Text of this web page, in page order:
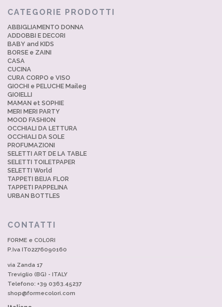
CATEGORIE PRODOTTI
ABBIGLIAMENTO DONNA
ADDOBBI E DECORI
BABY and KIDS
BORSE e ZAINI
CASA
CUCINA
CURA CORPO e VISO
GIOCHI e PELUCHE Maileg
GIOIELLI
MAMAN et SOPHIE
MERI MERI PARTY
MOOD FASHION
OCCHIALI DA LETTURA
OCCHIALI DA SOLE
PROFUMAZIONI
SELETTI ART DE LA TABLE
SELETTI TOILETPAPER
SELETTI World
TAPPETI BEIJA FLOR
TAPPETI PAPPELINA
URBAN BOTTLES
CONTATTI
FORME e COLORI
P.Iva IT02276090160
via Zanda 17
Treviglio (BG) - ITALY
Telefono: +39 0363.45237
shop@formecolori.com